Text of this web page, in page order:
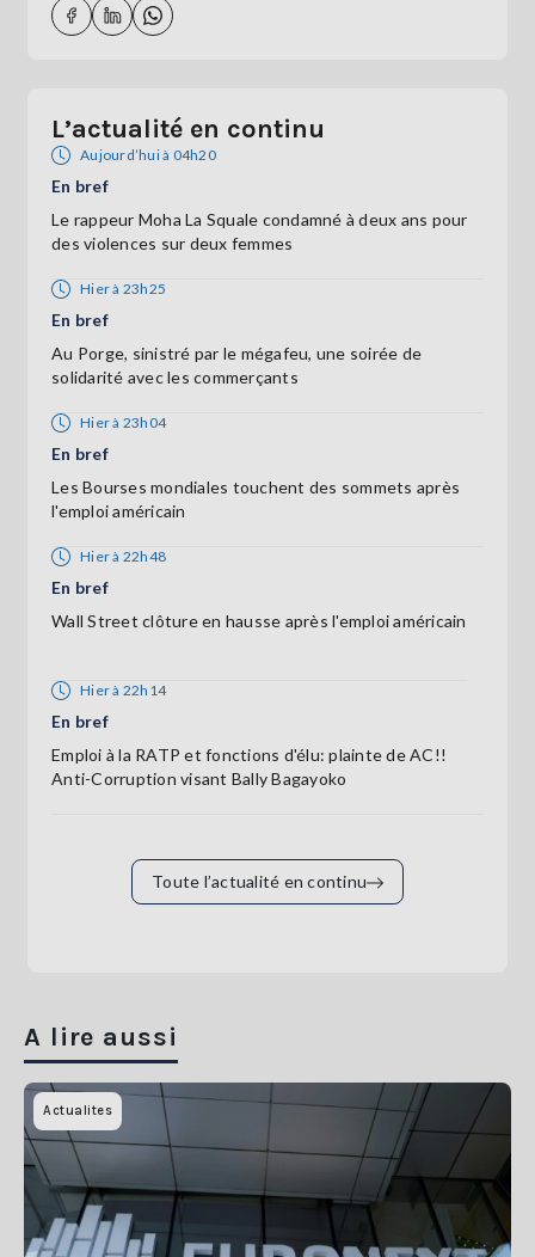
L’actualité en continu
Aujourd’hui à 04h20
En bref
Le rappeur Moha La Squale condamné à deux ans pour
des violences sur deux femmes
Hier à 23h25
En bref
Au Porge, sinistré par le mégafeu, une soirée de
solidarité avec les commerçants
Hier à 23h04
En bref
Les Bourses mondiales touchent des sommets après
l'emploi américain
Hier à 22h48
En bref
Wall Street clôture en hausse après l'emploi américain
Hier à 22h14
En bref
Emploi à la RATP et fonctions d'élu: plainte de AC!!
Anti-Corruption visant Bally Bagayoko
Toute l’actualité en continu
A lire aussi
Actualites